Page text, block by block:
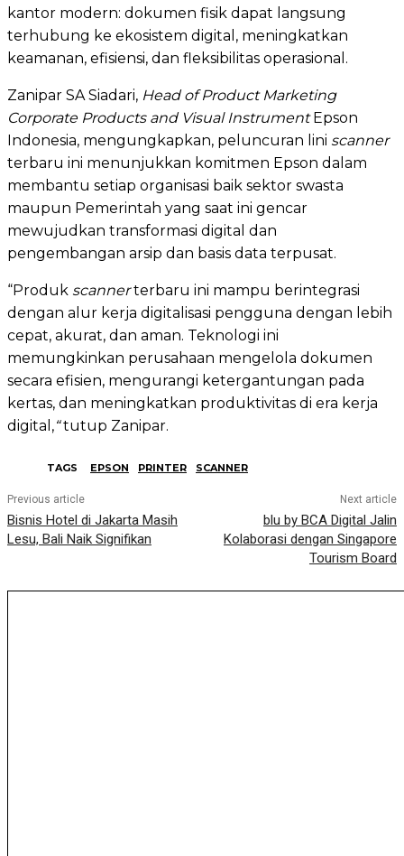
kantor modern: dokumen fisik dapat langsung
terhubung ke ekosistem digital, meningkatkan
keamanan, efisiensi, dan fleksibilitas operasional.
Zanipar SA Siadari, Head of Product Marketing
Corporate Products and Visual InstrumentEpson
Indonesia, mengungkapkan, peluncuran lini scanner
terbaru ini menunjukkan komitmen Epson dalam
membantu setiap organisasi baik sektor swasta
maupun Pemerintah yang saat ini gencar
mewujudkan transformasi digital dan
pengembangan arsip dan basis data terpusat.
“Produk scannerterbaru ini mampu berintegrasi
dengan alur kerja digitalisasi pengguna dengan lebih
cepat, akurat, dan aman. Teknologi ini
memungkinkan perusahaan mengelola dokumen
secara efisien, mengurangi ketergantungan pada
kertas, dan meningkatkan produktivitas di era kerja
digital,“tutup Zanipar.
TAGS EPSON PRINTER SCANNER
Previous article
Bisnis Hotel di Jakarta Masih
Lesu, Bali Naik Signifikan
Next article
blu by BCA Digital Jalin
Kolaborasi dengan Singapore
Tourism Board